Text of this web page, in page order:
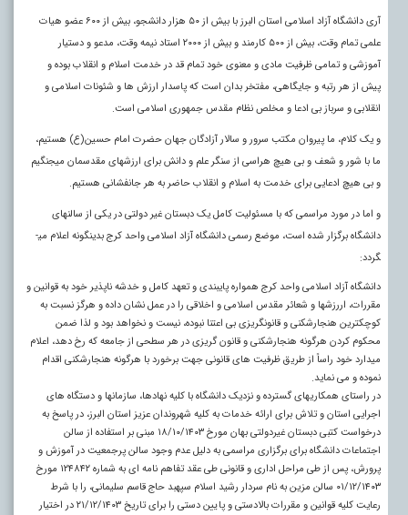
آری دانشگاه آزاد اسلامی استان البرز با بیش از ۵۰ هزار دانشجو، بیش از ۶۰۰ عضو هیات
علمی تمام وقت، بیش از ۵۰۰ کارمند و بیش از ۲۰۰۰ استاد نیمه وقت، مدعو و دستیار
آموزشی و تمامی ظرفیت مادی و معنوی خود تمام قد در خدمت اسلام و انقلاب بوده و
پیش از هر رتبه و جایگاهی، مفتخر بدان است که پاسدار ارزش ها و شئونات اسلامی و
انقلابی و سرباز بی ادعا و مخلص نظام مقدس جمهوری اسلامی است.
و یک کلام، ما پیروان مکتب سرور و سالار آزادگان جهان حضرت امام حسین(ع) هستیم،
ما با شور و شعف و بی هیچ هراسی از سنگر علم و دانش برای ارزش­های مقدس­مان می­جنگیم
و بی هیچ ادعایی برای خدمت به اسلام و انقلاب حاضر به هر جانفشانی هستیم.
و اما در مورد مراسمی که با مسئولیت کامل یک دبستان غیر دولتی در یکی از سالن­های
دانشگاه برگزار شده است، موضع رسمی دانشگاه آزاد اسلامی واحد کرج بدین­گونه اعلام می­
گردد:
دانشگاه آزاد اسلامی واحد کرج همواره پایبندی و تعهد کامل و خدشه ناپذیر خود به قوانین و
مقررات، اررزش­ها و شعائر مقدس اسلامی و اخلاقی را در عمل نشان داده و هرگز نسبت به
کوچک­ترین هنجارشکنی و قانون­گریزی بی اعتنا نبوده، نیست و نخواهد بود و لذا ضمن
محکوم کردن هرگونه هنجارشکنی و قانون گریزی در هر سطحی از جامعه که رخ دهد، اعلام
می­دارد خود راساً از طریق ظرفیت­ های قانونی جهت برخورد با هرگونه هنجارشکنی اقدام
نموده و می نماید.
در راستای همکاری­های گسترده و نزدیک دانشگاه با کلیه نهادها، سازمان­ها و دستگاه های
اجرایی استان و تلاش برای ارائه خدمات به کلیه شهروندان عزیز استان البرز، در پاسخ به
درخواست کتبی دبستان غیردولتی بهان مورخ ۱۸/۱۰/۱۴۰۳ مبنی بر استفاده از سالن
اجتماعات دانشگاه برای برگزاری مراسمی به دلیل عدم وجود سالن پرجمعیت در آموزش و
پرورش، پس از طی مراحل اداری و قانونی طی عقد تفاهم نامه ای به شماره ۱۲۴۸۴۲ مورخ
۰۱/۱۲/۱۴۰۳ سالن مزین به نام سردار رشید اسلام سپهبد حاج قاسم سلیمانی، را با شرط
رعایت کلیه قوانین و مقررات بالادستی و پایین دستی را برای تاریخ ۲۱/۱۲/۱۴۰۳ در اختیار